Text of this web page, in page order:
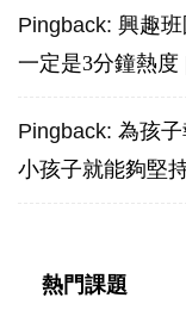
Pingback: 興趣
一定是3分鐘熱度
Pingback: 為孩
小孩子就能夠堅
熱門課題